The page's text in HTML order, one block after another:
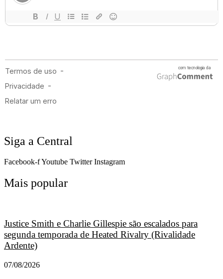
Siga a Central
Facebook-fYoutube Twitter Instagram
Mais popular
Justice Smith e Charlie Gillespie são escalados para
segunda temporada de Heated Rivalry (Rivalidade
Ardente)
07/08/2026